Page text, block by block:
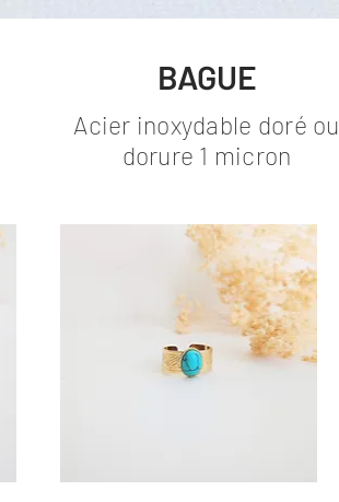
BAGUE
Acier inoxydable doré ou
dorure 1 micron